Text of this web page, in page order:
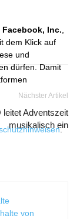
Facebook, Inc.,
dem Klick auf
und
dürfen. Damit
.
Nächster Artikel
leitet Adventszeit
musikalisch ein
von